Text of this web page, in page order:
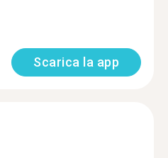
Scarica la app